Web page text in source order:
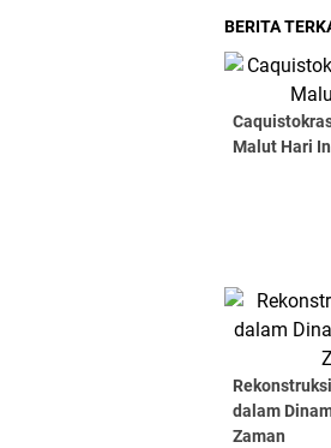
BERITA
Malut Hari
dalam
Zaman